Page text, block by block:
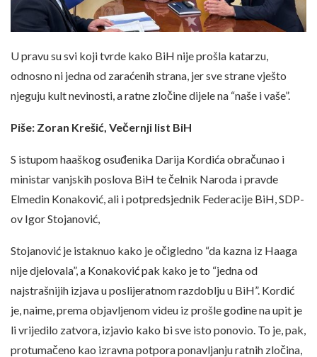
U pravu su svi koji tvrde kako BiH nije prošla katarzu,
odnosno ni jedna od zaraćenih strana, jer sve strane vješto
njeguju kult nevinosti, a ratne zločine dijele na “naše i vaše”.
Piše: Zoran Krešić, Večernji list BiH
S istupom haaškog osuđenika Darija Kordića obračunao i
ministar vanjskih poslova BiH te čelnik Naroda i pravde
Elmedin Konaković, ali i potpredsjednik Federacije BiH, SDP-
ov Igor Stojanović,
Stojanović je istaknuo kako je očigledno “da kazna iz Haaga
nije djelovala”, a Konaković pak kako je to “jedna od
najstrašnijih izjava u poslijeratnom razdoblju u BiH”. Kordić
je, naime, prema objavljenom videu iz prošle godine na upit je
li vrijedilo zatvora, izjavio kako bi sve isto ponovio. To je, pak,
protumačeno kao izravna potpora ponavljanju ratnih zločina,